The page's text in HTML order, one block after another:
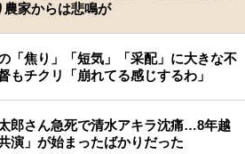
農家からは悲鳴が
「焦り」「短気」「采配」に大きな不
もチクリ「崩れてる感じするわ」
郎さん急死で清水アキラ沈痛…8年越
演」が始まったばかりだった